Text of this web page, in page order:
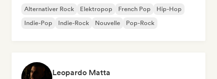
Alternativer Rock Elektropop French Pop
Hip-Hop
Indie-Pop
Indie-Rock Nouvelle Pop-Rock
Leopardo Matta